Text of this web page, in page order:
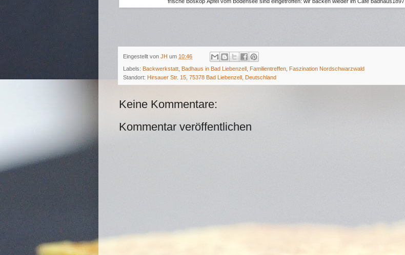
Eingestellt von JH um 10:46
Labels: Backwerkstatt Badhaus in Bad Liebenzell Familientreffen
Faszination Nordschwarzwald
Standort: Hirsauer Str. 15, 75378 Bad Liebenzell, Deutschland
Keine Kommentare:
Kommentar veröffentlichen